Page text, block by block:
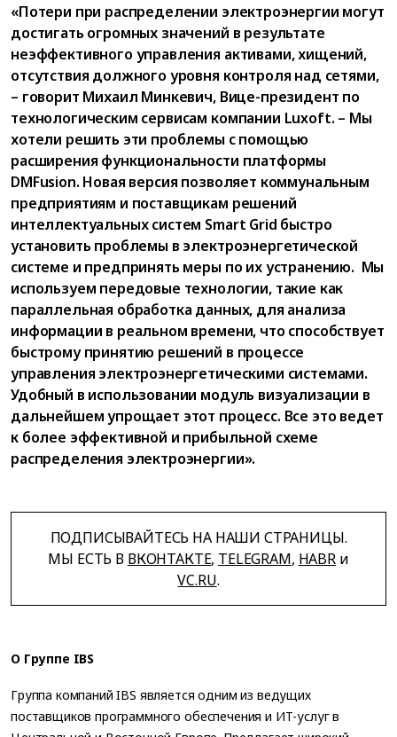
«Потери при распределении электроэнергии могут
достигать огромных значений в результате
неэффективного управления активами, хищений,
отсутствия должного уровня контроля над сетями,
– говорит Михаил Минкевич, Вице-президент по
технологическим сервисам компании Luxoft. – Мы
хотели решить эти проблемы с помощью
расширения функциональности платформы
DMFusion. Новая версия позволяет коммунальным
предприятиям и поставщикам решений
интеллектуальных систем Smart Grid быстро
установить проблемы в электроэнергетической
системе и предпринять меры по их устранению. Мы
используем передовые технологии, такие как
параллельная обработка данных, для анализа
информации в реальном времени, что способствует
быстрому принятию решений в процессе
управления электроэнергетическими системами.
Удобный в использовании модуль визуализации в
дальнейшем упрощает этот процесс. Все это ведет
к более эффективной и прибыльной схеме
распределения электроэнергии».
ПОДПИСЫВАЙТЕСЬ НА НАШИ СТРАНИЦЫ.
МЫ ЕСТЬ В ВКОНТАКТЕ, TELEGRAM, HABRи
VC.RU.
О Группе IBS
Группа компаний IBS является одним из ведущих
поставщиков программного обеспечения и ИТ-услуг в